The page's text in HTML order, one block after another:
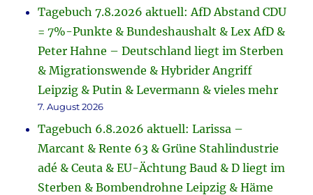
Tagebuch 7.8.2026 aktuell: AfD Abstand CDU
= 7%-Punkte & Bundeshaushalt & Lex AfD &
Peter Hahne – Deutschland liegt im Sterben
& Migrationswende & Hybrider Angriff
Leipzig & Putin & Levermann & vieles mehr
7. August 2026
Tagebuch 6.8.2026 aktuell: Larissa –
Marcant & Rente 63 & Grüne Stahlindustrie
adé & Ceuta & EU-Ächtung Baud & D liegt im
Sterben & Bombendrohne Leipzig & Häme